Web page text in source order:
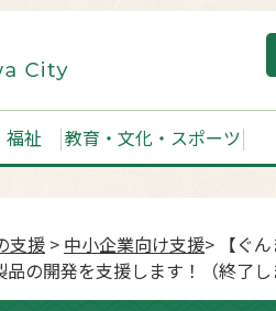
福祉 教育・文化・スポーツ
支援 > 中小企業向け支援> 【ぐ
の開発を支援します！（終了し